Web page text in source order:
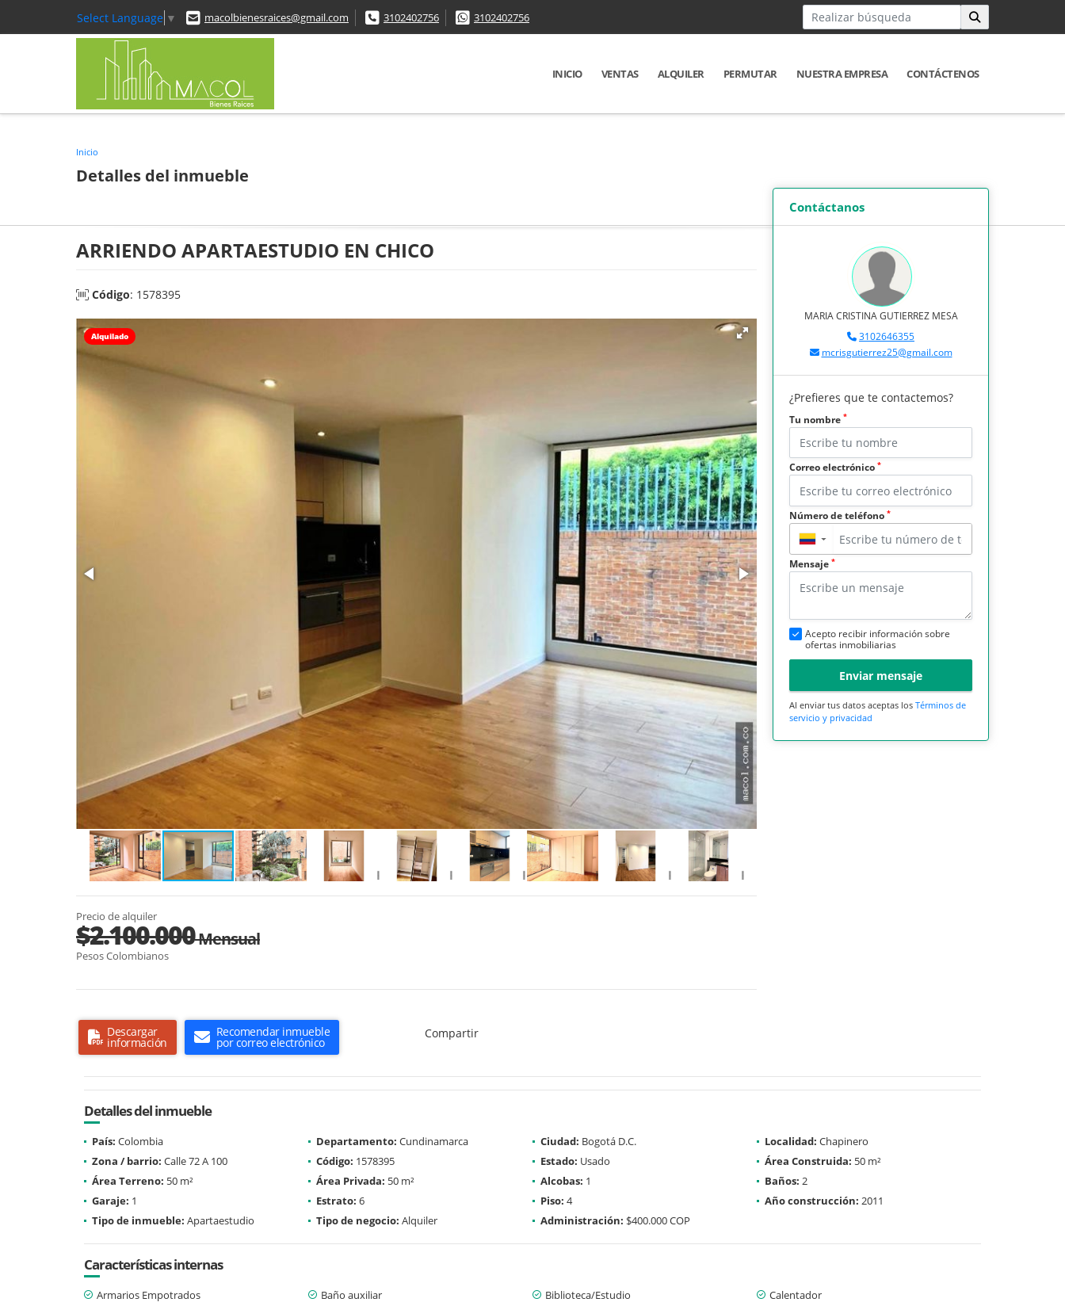
Select Language ▼ macolbienesraices@gmail.com 3102402756 3102402756
INICIO VENTAS ALQUILER PERMUTAR NUESTRA EMPRESA CONTÁCTENOS
Inicio
Detalles del inmueble
ARRIENDO APARTAESTUDIO EN CHICO
Código: 1578395
Alquilado
Precio de alquiler
$2.100.000Mensual
Pesos Colombianos
Descargar
información
Recomendar inmueble
por correo electrónico
Compartir
Contáctanos
MARIA CRISTINA GUTIERREZ MESA
3102646355
mcrisgutierrez25@gmail.com
¿Prefieres que te contactemos?
Tu nombre *
Correo electrónico *
Número de teléfono *
▼
Mensaje *
Acepto recibir información sobre
ofertas inmobiliarias
Enviar mensaje
Al enviar tus datos aceptas los Términos de
servicio y privacidad
Detalles del inmueble
País: Colombia Departamento: Cundinamarca Ciudad: Bogotá D.C. Localidad: Chapinero
Zona / barrio: Calle 72 A 100 Código: 1578395 Estado: Usado Área Construida: 50 m²
Área Terreno: 50 m² Área Privada: 50 m² Alcobas: 1 Baños: 2
Garaje: 1 Estrato: 6 Piso: 4 Año construcción: 2011
Tipo de inmueble: Apartaestudio Tipo de negocio: Alquiler Administración: $400.000 COP
Características internas
Armarios Empotrados Baño auxiliar Biblioteca/Estudio
Calentador